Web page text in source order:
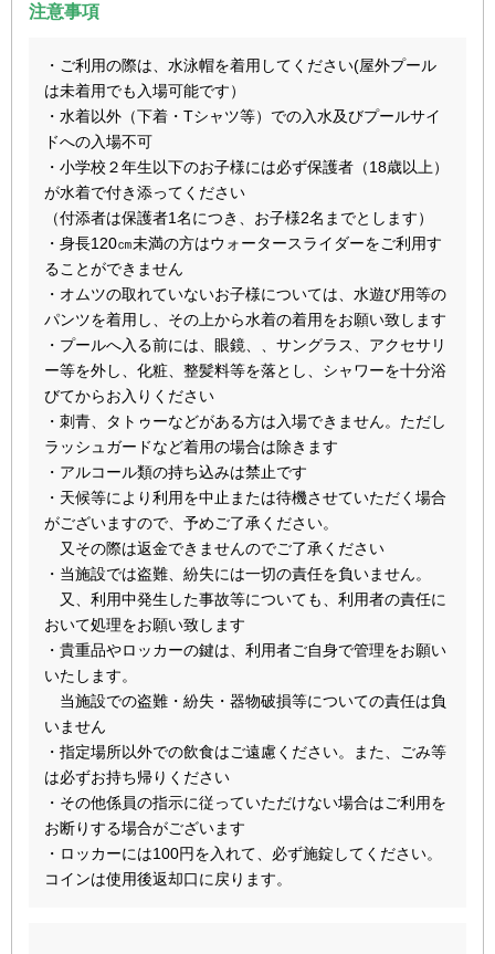
注意事項
・ご利用の際は、水泳帽を着用してください(屋外プール
は未着用でも入場可能です）
・水着以外（下着・Tシャツ等）での入水及びプールサイ
ドへの入場不可
・小学校２年生以下のお子様には必ず保護者（18歳以上）
が水着で付き添ってください
（付添者は保護者1名につき、お子様2名までとします）
・身長120㎝未満の方はウォータースライダーをご利用す
ることができません
・オムツの取れていないお子様については、水遊び用等の
パンツを着用し、その上から水着の着用をお願い致します
・プールへ入る前には、眼鏡、、サングラス、アクセサリ
ー等を外し、化粧、整髪料等を落とし、シャワーを十分浴
びてからお入りください
・刺青、タトゥーなどがある方は入場できません。ただし
ラッシュガードなど着用の場合は除きます
・アルコール類の持ち込みは禁止です
・天候等により利用を中止または待機させていただく場合
がございますので、予めご了承ください。
又その際は返金できませんのでご了承ください
・当施設では盗難、紛失には一切の責任を負いません。
又、利用中発生した事故等についても、利用者の責任に
おいて処理をお願い致します
・貴重品やロッカーの鍵は、利用者ご自身で管理をお願い
いたします。
当施設での盗難・紛失・器物破損等についての責任は負
いません
・指定場所以外での飲食はご遠慮ください。また、ごみ等
は必ずお持ち帰りください
・その他係員の指示に従っていただけない場合はご利用を
お断りする場合がございます
・ロッカーには100円を入れて、必ず施錠してください。
コインは使用後返却口に戻ります。